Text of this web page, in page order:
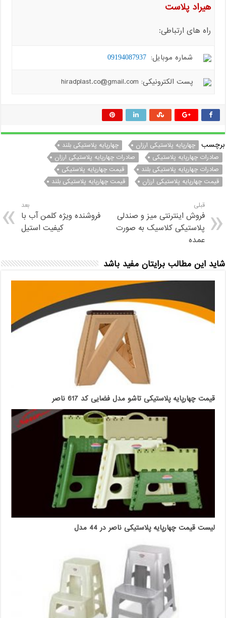
هیراد پلاست
راه های ارتباطی:
شماره موبایل: 09194087937
پست الکترونیکی: hiradplast.co@gmail.com
برچسب چهارپایه پلاستیکی ارزان
چهارپایه پلاستیکی بلند
صادرات چهارپایه پلاستیکی
صادرات چهارپایه پلاستیکی ارزان
صادرات چهارپایه پلاستیکی بلند
قیمت چهارپایه پلاستیکی
قیمت چهارپایه پلاستیکی ارزان
قیمت چهارپایه پلاستیکی بلند
قبلی
فروش اینترنتی میز و صندلی
پلاستیکی کلاسیک به صورت
عمده
بعد
فروشنده ویژه کلمن آب با
کیفیت استیل
شاید این مطالب برایتان مفید باشد
قیمت چهارپایه پلاستیکی تاشو مدل فضایی کد 617 ناصر
لیست قیمت چهارپایه پلاستیکی ناصر در 44 مدل